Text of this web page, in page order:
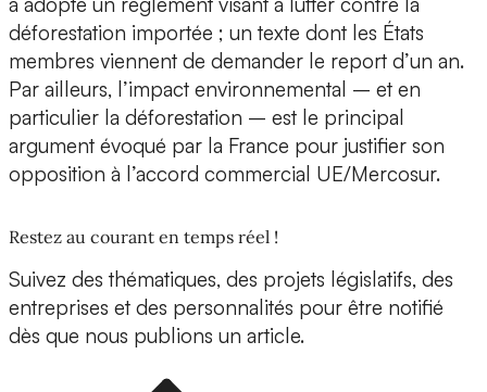
déforestation importée ; un texte dont les États
membres viennent de demander le report d’un an.
Par ailleurs, l’impact environnemental – et en
particulier la déforestation – est le principal
argument évoqué par la France pour justifier son
opposition à l’accord commercial UE/Mercosur.
Restez au courant en temps réel !
Suivez des thématiques, des projets législatifs, des
entreprises et des personnalités pour être notifié
dès que nous publions un article.